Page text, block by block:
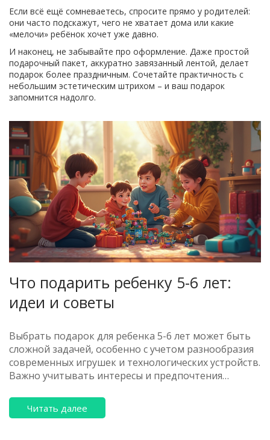
Если всё ещё сомневаетесь, спросите прямо у родителей:
они часто подскажут, чего не хватает дома или какие
«мелочи» ребёнок хочет уже давно.
И наконец, не забывайте про оформление. Даже простой
подарочный пакет, аккуратно завязанный лентой, делает
подарок более праздничным. Сочетайте практичность с
небольшим эстетическим штрихом – и ваш подарок
запомнится надолго.
Что подарить ребенку 5-6 лет:
идеи и советы
Выбрать подарок для ребенка 5-6 лет может быть
сложной задачей, особенно с учетом разнообразия
современных игрушек и технологических устройств.
Важно учитывать интересы и предпочтения
развивающие навыки и воображение.
Современные родители часто выбирают подарки,
Читать далее